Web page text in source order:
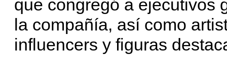
que congregó a ejecutivos
la compañía, así como
influencers y figuras